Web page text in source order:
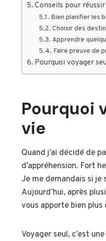
Conseils pour
Bien planifier les
Choisir des
Apprendre
Faire preuve de
Pourquoi voyager
Pourquoi
vie
Quand j’ai décidé de
d’appréhension. Fort
Je me demandais si je
Aujourd’hui, après
vous apporte bien
Voyager seul, c’est